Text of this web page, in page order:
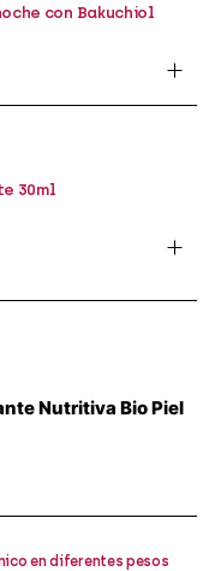
con Bakuchiol
30ml
Nutritiva Bio Piel
en diferentes pesos